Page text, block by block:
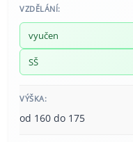
VZDĚLÁNÍ:
vyučen
SŠ
VÝŠKA:
od 160 do 175